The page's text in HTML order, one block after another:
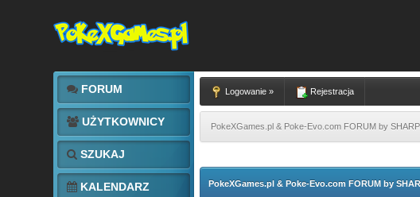
FORUM
UŻYTKOWNICY
SZUKAJ
KALENDARZ
Logowanie » Rejestracja
PokeXGames.pl & Poke-Evo.com FORUM by
PokeXGames.pl & Poke-Evo.com FORUM by